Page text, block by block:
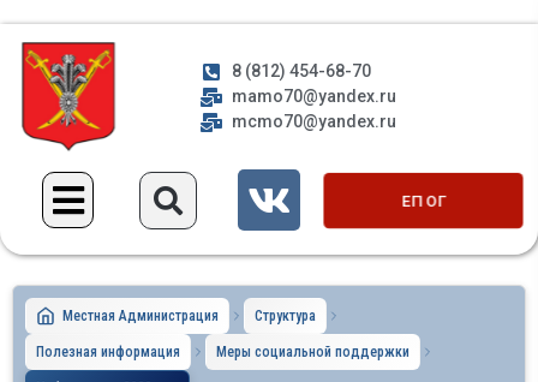
8 (812) 454-68-70
mamo70@yandex.ru
mcmo70@yandex.ru
ЕП ОГ
Местная Администрация Структура
Полезная информация Меры социальной поддержки